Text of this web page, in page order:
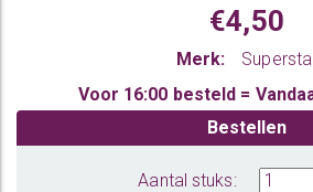
€4,50
Merk:
Voor 16:00 besteld =
Bestellen
Aantal stuks: